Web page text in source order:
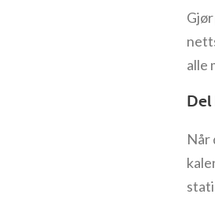
alle
Når